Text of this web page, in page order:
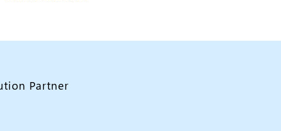
Partner